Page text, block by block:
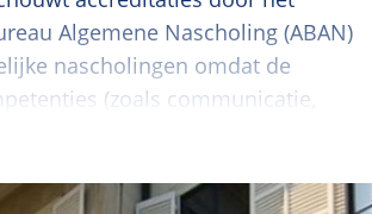
Algemene Nascholing (ABAN)
nascholingen omdat de
(zoals communicatie,
maatschappelijk handelen) tot